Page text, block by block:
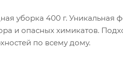
уборка 400 г.
и опасных химикатов.
по всему дому.